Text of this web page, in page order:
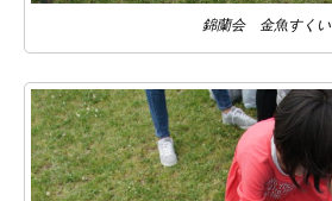
錦蘭会 金魚すくい